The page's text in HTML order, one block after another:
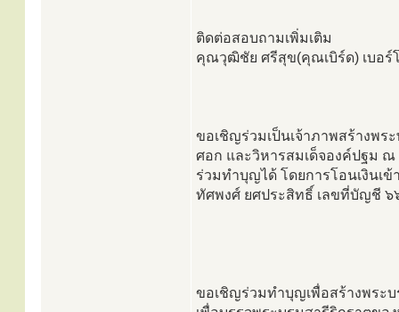
ติดต่อสอบถามเพิ่มเติม
คุณวุฒิชัย ศรีสุข(คุณเบิร์ด) เบอร์
ขอเชิญร่วมเป็นเจ้าภาพสร้างพ
ศอก และวิหารสมเด็จองค์ปฐม
ร่วมทำบุญได้ โดยการโอนเงิน
ทัศพงศ์ ยศประสิทธิ์ เลขที่บัญชี
ขอเชิญร่วมทำบุญเพื่อสร้างพระบ